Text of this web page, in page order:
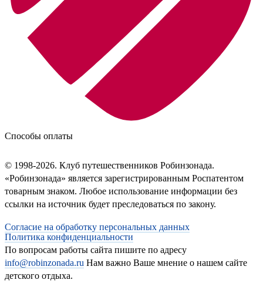
Способы оплаты
© 1998-2026. Клуб путешественников Робинзонада.
«Робинзонада» является зарегистрированным Роспатентом
товарным знаком. Любое использование информации без
ссылки на источник будет преследоваться по закону.
Согласие на обработку персональных данных
Политика конфиденциальности
По вопросам работы сайта пишите по адресу
info@robinzonada.ru Нам важно Ваше мнение о нашем сайте
детского отдыха.